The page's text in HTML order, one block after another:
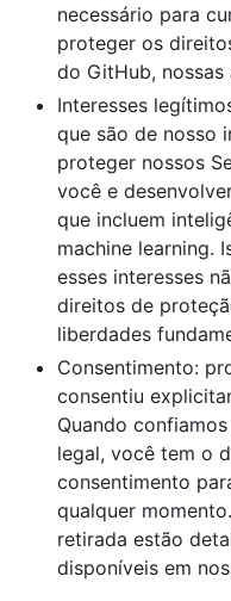
necessário para
proteger os
do GitHub,
Interesses
que são de nosso
proteger nossos
você e
que incluem
machine learning.
esses interesses
direitos de
liberdades
Consentimento:
consentiu
Quando
legal, você tem o
consentimento
qualquer
retirada estão
disponíveis em